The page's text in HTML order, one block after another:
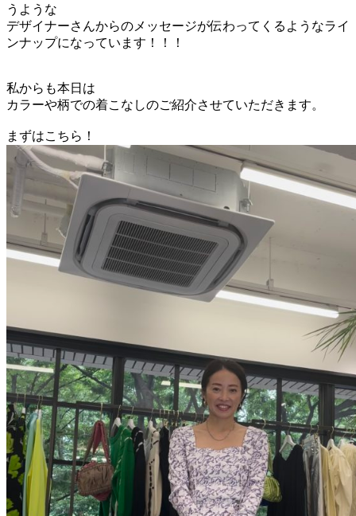
うような
デザイナーさんからのメッセージが伝わってくるようなライ
ンナップになっています！！！
私からも本日は
カラーや柄での着こなしのご紹介させていただきます。
まずはこちら！